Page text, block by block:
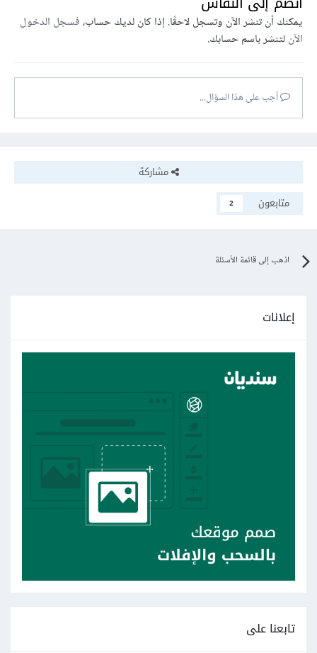
يمكنك أن تنشر الآن وتسجل لاحقًا. إذا كان لديك حساب،فسجل الدخول
الآنلتنشر باسم حسابك.
أجب على هذا السؤال...
مشاركة
متابعون
2
اذهب إلى قائمة الأسئلة
إعلانات
تابعنا على